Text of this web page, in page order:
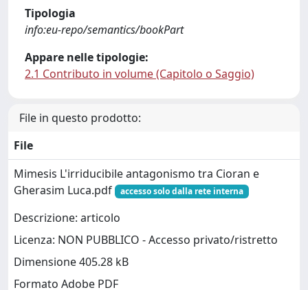
Tipologia
info:eu-repo/semantics/bookPart
Appare nelle tipologie:
2.1 Contributo in volume (Capitolo o Saggio)
File in questo prodotto:
File
Mimesis L'irriducibile antagonismo tra Cioran e
Gherasim Luca.pdf
accesso solo dalla rete interna
Descrizione: articolo
Licenza: NON PUBBLICO - Accesso privato/ristretto
Dimensione 405.28 kB
Formato Adobe PDF